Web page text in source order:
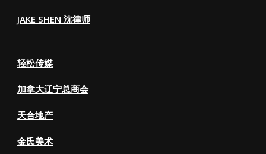
JAKE SHEN 沈律师
轻松传媒
加拿大辽宁总商会
天合地产
金氏美术